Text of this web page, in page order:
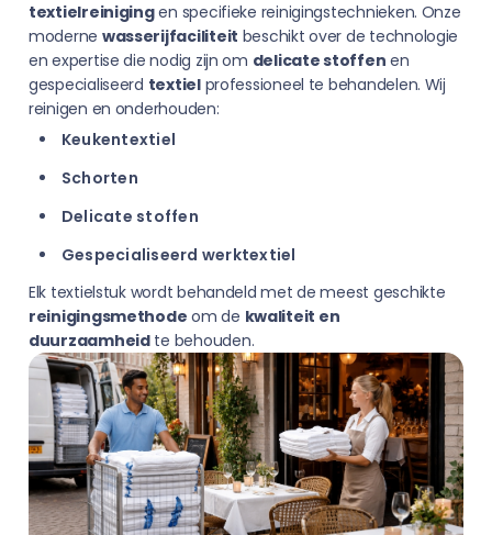
textielreinigingen specifieke reinigingstechnieken. Onze
moderne wasserijfaciliteit beschikt over de technologie
en expertise die nodig zijn om delicate stoffen en
gespecialiseerd textielprofessioneel te behandelen. Wij
reinigen en onderhouden:
Keukentextiel
Schorten
Delicate stoffen
Gespecialiseerd werktextiel
Elk textielstuk wordt behandeld met de meest geschikte
reinigingsmethode om de kwaliteit en
duurzaamheidte behouden.